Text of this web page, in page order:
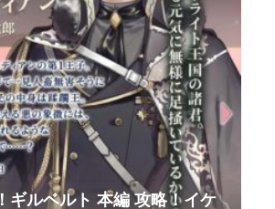
ギルベルト 本編 攻略！イケ